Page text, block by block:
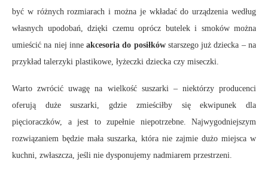
być w różnych rozmiarach i można je wkładać do urządzenia według
własnych upodobań, dzięki czemu oprócz butelek i smoków można
umieścić na niej inneakcesoria do posiłkówstarszego już dziecka – na
przykład talerzyki plastikowe, łyżeczki dziecka czy miseczki.
Warto zwrócić uwagę na wielkość suszarki – niektórzy producenci
oferują duże suszarki, gdzie zmieściłby się ekwipunek dla
pięcioraczków, a jest to zupełnie niepotrzebne. Najwygodniejszym
rozwiązaniem będzie mała suszarka, która nie zajmie dużo miejsca w
kuchni, zwłaszcza, jeśli nie dysponujemy nadmiarem przestrzeni.